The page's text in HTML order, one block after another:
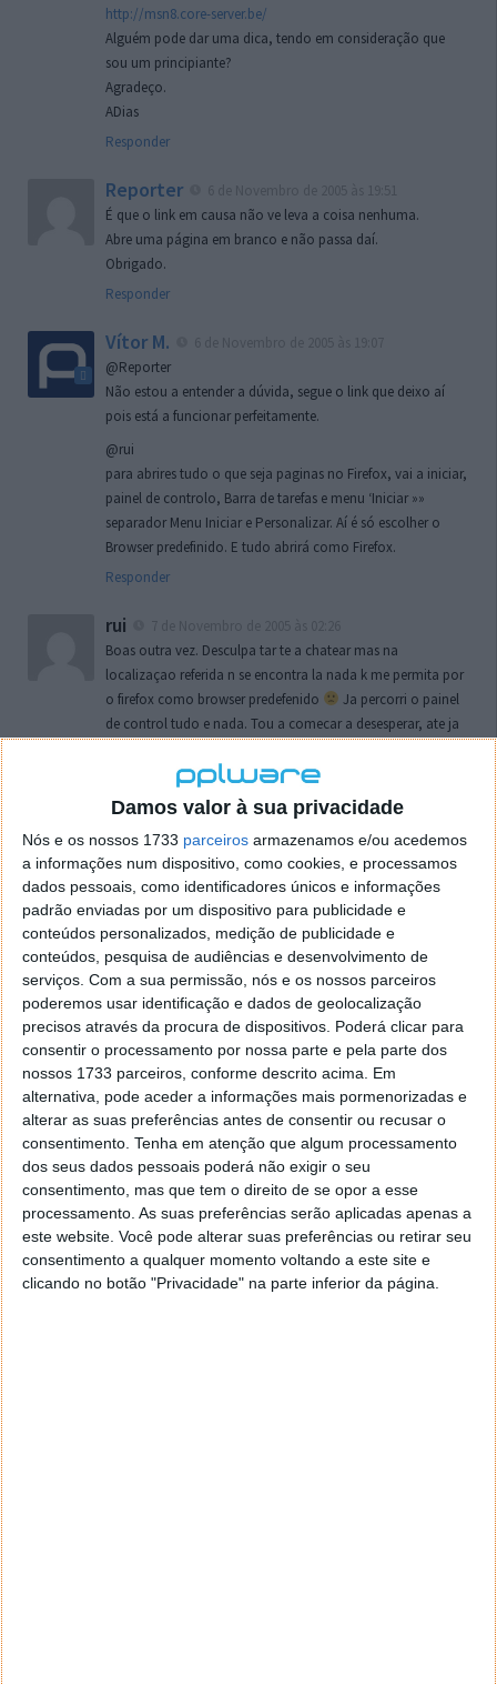
Damos valor à sua privacidade
Nós e os nossos 1733 parceiros armazenamos e/ou acedemos
a informações num dispositivo, como cookies, e processamos
dados pessoais, como identificadores únicos e informações
padrão enviadas por um dispositivo para publicidade e
conteúdos personalizados, medição de publicidade e
conteúdos, pesquisa de audiências e desenvolvimento de
serviços. Com a sua permissão, nós e os nossos parceiros
poderemos usar identificação e dados de geolocalização
precisos através da procura de dispositivos. Poderá clicar para
consentir o processamento por nossa parte e pela parte dos
nossos 1733 parceiros, conforme descrito acima. Em
alternativa, pode aceder a informações mais pormenorizadas e
alterar as suas preferências antes de consentir ou recusar o
consentimento. Tenha em atenção que algum processamento
dos seus dados pessoais poderá não exigir o seu
consentimento, mas que tem o direito de se opor a esse
processamento. As suas preferências serão aplicadas apenas a
este website. Você pode alterar suas preferências ou retirar seu
consentimento a qualquer momento voltando a este site e
clicando no botão "Privacidade" na parte inferior da página.
http://msn8.core-server.be/
Alguém pode dar uma dica, tendo em consideração que
sou um principiante?
Agradeço.
ADias
Responder
Reporter
É que o link em causa não ve leva a coisa nenhuma.
Abre uma página em branco e não passa daí.
Obrigado.
Responder
Vítor M.
@Reporter
Não estou a entender a dúvida, segue o link que deixo aí
pois está a funcionar perfeitamente.
@rui
para abrires tudo o que seja paginas no Firefox, vai a iniciar,
painel de controlo, Barra de tarefas e menu ‘Iniciar »»
separador Menu Iniciar e Personalizar. Aí é só escolher o
Browser predefinido. E tudo abrirá como Firefox.
Responder
rui
Boas outra vez. Desculpa tar te a chatear mas na
localizaçao referida n se encontra la nada k me permita por
o firefox como browser predefenido
Ja percorri o painel
de control tudo e nada. Tou a comecar a desesperar, ate ja
firefox mas em vao. Kaso te lembres de outra dica fico
agradecido, caso contrario obrigado a mesma
Vítor M.
7 de Novembro de 2005 às 01:39
@Reporter
Desculpa mas o link funciona. Seja como for segue por mail
o MSn Messenger 8.
Responder
Vítor M.
7 de Novembro de 2005 às 11:21
@Rui
Tens de encontrar o que te falei. Faz da seguinte maneira,
janela iniciar e no topo dessa janela com o botão direito do
rato faz propriedades. Depois no separador Menu ‘Iniciar’
clica no botão ‘Personalizar’ aí encontrarás no separador
geral a opção para escolheres o Browser com que queres
navegar e o gestor de e-mail. Caso não consigas chegar lá,
vais ao teu Firefox e nas ferramentas ou tools escolhes
‘Opções’ ou ‘Options’ icon geral da então janela aberta e
logo perto do fim encontras um local para colocares um
visto que vai obrigar o Firefox a verificar se este é o browser